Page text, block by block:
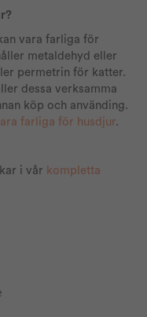
vara farliga för
metaldehyd eller
permetrin för katter.
dessa verksamma
köp och använding.
farliga för husdjur.
i vår kompletta